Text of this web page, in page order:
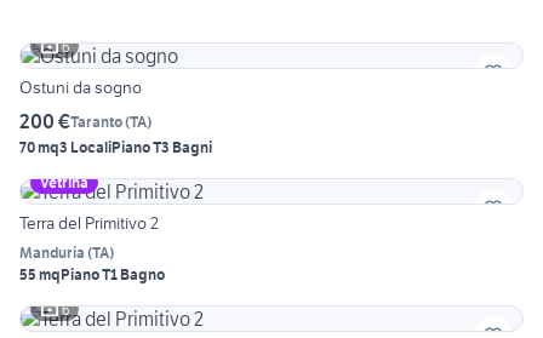
6
Ostuni da sogno
200 €Taranto(TA)
70 mq3 LocaliPiano T3 Bagni
Vetrina
Terra del Primitivo 2
Manduria (TA)
55 mqPiano T1 Bagno
6